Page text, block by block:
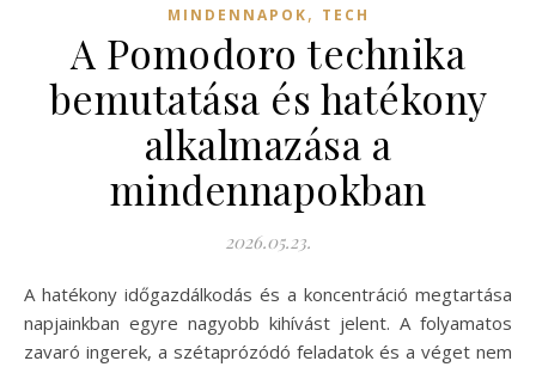
MINDENNAPOK, TECH
A Pomodoro technika
bemutatása és hatékony
alkalmazása a
mindennapokban
2026.05.23.
A hatékony időgazdálkodás és a koncentráció megtartása
napjainkban egyre nagyobb kihívást jelent. A folyamatos
zavaró ingerek, a szétaprózódó feladatok és a véget nem